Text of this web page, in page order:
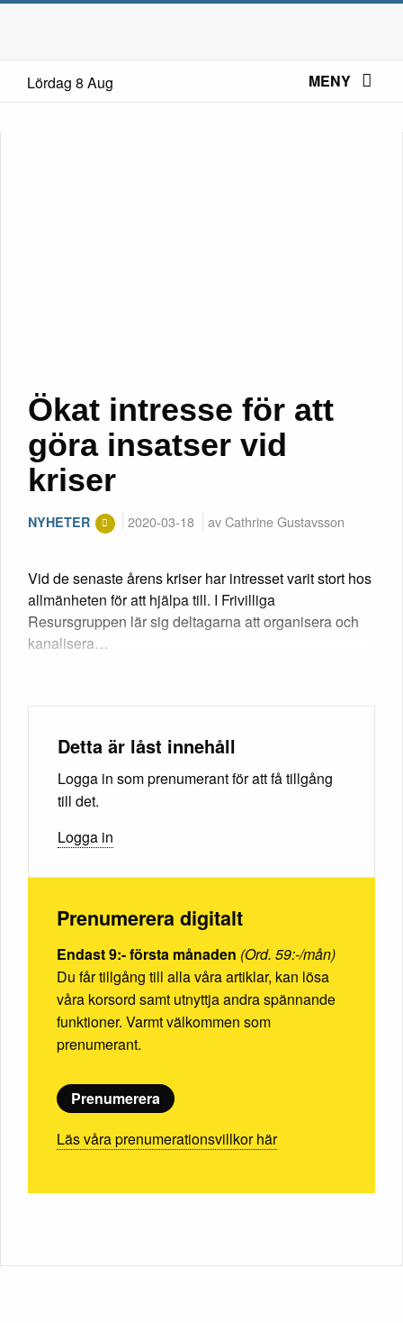
Lördag 8 Aug MENY
Ökat intresse för att
göra insatser vid
kriser
NYHETER 2020-03-18 av Cathrine Gustavsson
Vid de senaste årens kriser har intresset varit stort hos
allmänheten för att hjälpa till. I Frivilliga
Resursgruppen lär sig deltagarna att organisera och
kanalisera…
Detta är låst innehåll
Logga in som prenumerant för att få tillgång
till det.
Logga in
Prenumerera digitalt
Endast 9:- första månaden (Ord. 59:-/mån)
Du får tillgång till alla våra artiklar, kan lösa
våra korsord samt utnyttja andra spännande
funktioner. Varmt välkommen som
prenumerant.
Prenumerera
Läs våra prenumerationsvillkor här